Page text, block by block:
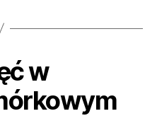
w